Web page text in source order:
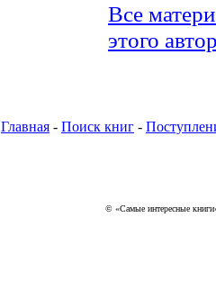
Все
этого
Главная - Поиск книг -
© «Самые интересные